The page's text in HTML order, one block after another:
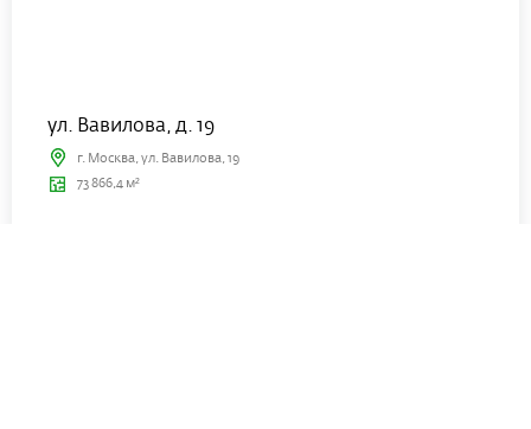
ул. Вавилова, д. 19
г. Москва, ул. Вавилова, 19
73 866,4 м²